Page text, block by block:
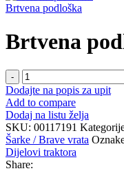
Brtvena podloška
Brtvena
Brtvena
podloška
količina
Dodajte na popis za upit
Add to compare
Dodaj na listu želja
SKU: 00117191
Šarke / Brave vrata
Dijelovi traktora
Share: